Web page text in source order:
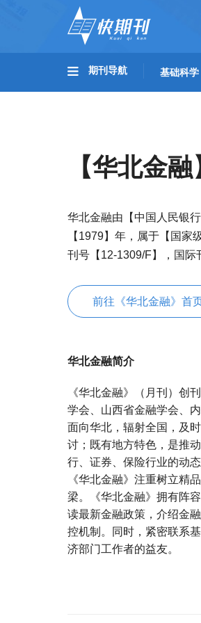
期刊导航 基础科学
【华北金
华北金融由【中国人民银
【1979】年，属于【国
刊号【12-1309/F】，国际
前往《华北金融》首
华北金融简介
《华北金融》（月刊）创
学会、山西省金融学会、
面向华北，辐射全国，及
讨；既有地方特色，是推
行、证券、保险行业的动态
《华北金融》注重树立精
梁。《华北金融》拥有阵
读最新金融政策，介绍金
控机制。同时，紧密联系
济部门工作者的益友。